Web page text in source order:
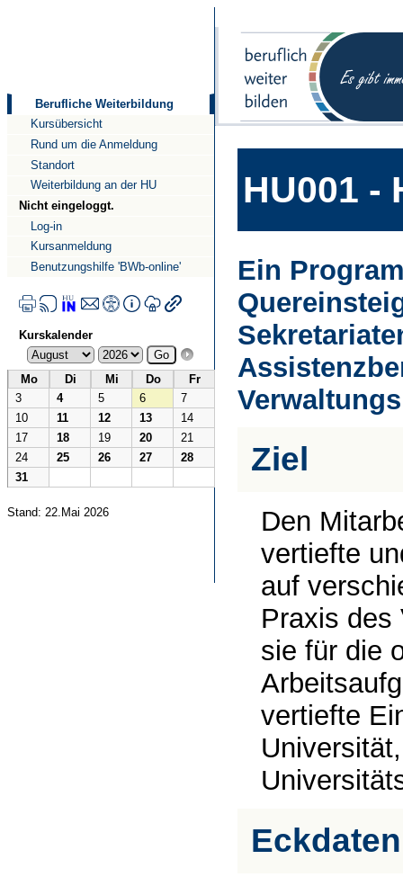
Berufliche Weiterbildung
Kursübersicht
Rund um die Anmeldung
Standort
Weiterbildung an der HU
Nicht eingeloggt.
Log-in
Kursanmeldung
Benutzungshilfe 'BWb-online'
Kurskalender
Mo Di Mi Do
Fr
3
4 5 6
7
10
11 12 13
14
17
18 19 20
21
24
25 26 27
28
31
Stand: 22.Mai 2026
HU001 -
Ein
Ziel
Den
vertiefte
auf
Praxis des
sie für die
vertiefte
Eckdaten